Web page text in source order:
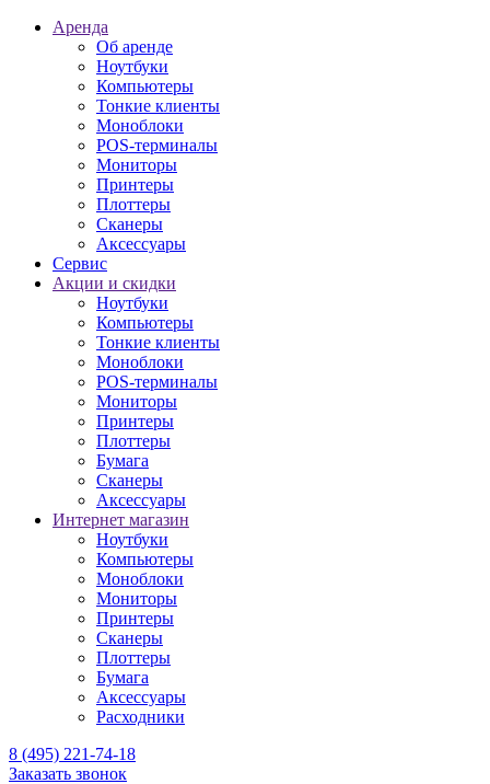
Аренда
Об аренде
Ноутбуки
Компьютеры
Тонкие клиенты
Моноблоки
POS-терминалы
Мониторы
Принтеры
Плоттеры
Сканеры
Аксессуары
Сервис
Акции и скидки
Ноутбуки
Компьютеры
Тонкие клиенты
Моноблоки
POS-терминалы
Мониторы
Принтеры
Плоттеры
Бумага
Сканеры
Аксессуары
Интернет магазин
Ноутбуки
Компьютеры
Моноблоки
Мониторы
Принтеры
Сканеры
Плоттеры
Бумага
Аксессуары
Расходники
8 (495) 221-74-18
Заказать звонок